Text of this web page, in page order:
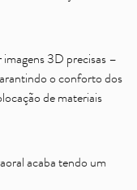
3D precisas –
o conforto dos
de materiais
acaba tendo um